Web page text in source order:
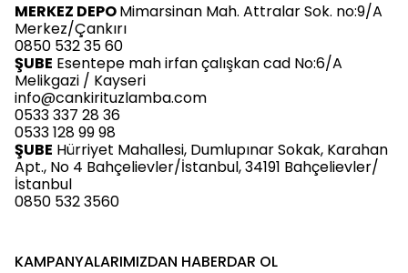
MERKEZ DEPOMimarsinan Mah. Attralar Sok. no:9/A
Merkez/Çankırı
0850 532 35 60
ŞUBE Esentepe mah irfan çalışkan cad No:6/A
Melikgazi / Kayseri
info@cankirituzlamba.com
0533 337 28 36
0533 128 99 98
ŞUBE Hürriyet Mahallesi, Dumlupınar Sokak, Karahan
Apt., No 4 Bahçelievler/İstanbul, 34191 Bahçelievler/
İstanbul
0850 532 3560
KAMPANYALARIMIZDAN HABERDAR OL